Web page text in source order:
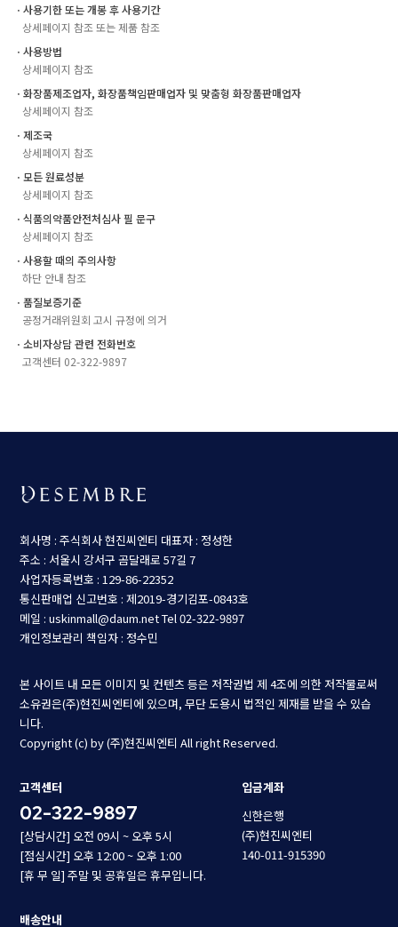
ㆍ사용기한 또는 개봉 후 사용기간
상세페이지 참조 또는 제품 참조
ㆍ사용방법
상세페이지 참조
ㆍ화장품제조업자, 화장품책임판매업자 및 맞춤형 화장품판매업자
상세페이지 참조
ㆍ제조국
상세페이지 참조
ㆍ모든 원료성분
상세페이지 참조
ㆍ식품의약품안전처심사 필 문구
상세페이지 참조
ㆍ사용할 때의 주의사항
하단 안내 참조
ㆍ품질보증기준
공정거래위원회 고시 규정에 의거
ㆍ소비자상담 관련 전화번호
고객센터 02-322-9897
회사명 : 주식회사 현진씨엔티 대표자 : 정성한
주소 : 서울시 강서구 곰달래로 57길 7
사업자등록번호 : 129-86-22352
통신판매업 신고번호 : 제2019-경기김포-0843호
메일 : uskinmall@daum.netTel 02-322-9897
개인정보관리 책임자 : 정수민
본 사이트 내 모든 이미지 및 컨텐츠 등은 저작권법 제 4조에 의한 저작물로써
소유권은(주)현진씨엔티에 있으며, 무단 도용시 법적인 제재를 받을 수 있습
니다.
Copyright (c) by (주)현진씨엔티 All right Reserved.
고객센터
02-322-9897
[상담시간] 오전 09시 ~ 오후 5시
[점심시간] 오후 12:00 ~ 오후 1:00
[휴 무 일] 주말 및 공휴일은 휴무입니다.
입금계좌
신한은행
(주)현진씨엔티
140-011-915390
배송안내